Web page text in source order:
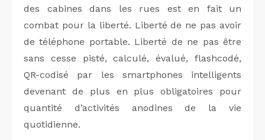
des cabines dans les rues est en fait un
combat pour la liberté. Liberté de ne pas avoir
de téléphone portable. Liberté de ne pas être
sans cesse pisté, calculé, évalué, flashcodé,
QR-codisé par les smartphones intelligents
devenant de plus en plus obligatoires pour
quantité d’activités anodines de la vie
quotidienne.